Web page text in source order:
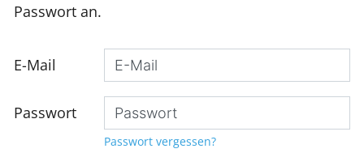
Passwort an.
E-Mail
Passwort
Passwort vergessen?